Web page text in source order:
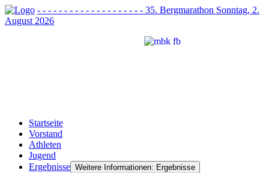
- - - - - - - - - - - - - - - - - - - - 35. Bergmarathon Sonntag, 2.
August 2026
Startseite
Vorstand
Athleten
Jugend
Ergebnisse Weitere Informationen: Ergebnisse